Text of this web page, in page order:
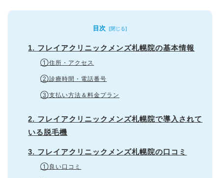
目次
1. フレイアクリニックメンズ札幌院の基本情報
①住所・アクセス
②診療時間・電話番号
③支払い方法＆料金プラン
2. フレイアクリニックメンズ札幌院で導入されて
いる脱毛機
3. フレイアクリニックメンズ札幌院の口コミ
①良い口コミ